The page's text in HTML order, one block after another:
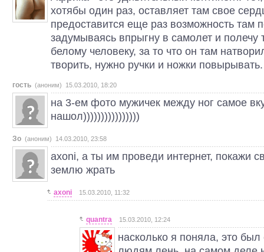
хотябы один раз, оставляет там свое
предоставится еще раз возможность там
задумываясь впрыгну в самолет и полечу
белому человеку, за то что он там
творить, нужно ручки и ножки повырывать.
гость (аноним) 15.03.2010, 18:20
на 3-ем фото мужичек между ног самое
нашол))))))))))))))))
Зо (аноним) 14.03.2010, 23:58
axoni, а ты им проведи интернет, покажи
землю жрать
axoni 15.03.2010, 11:32
quantra 15.03.2010, 12:24
насколько я поняла, это был